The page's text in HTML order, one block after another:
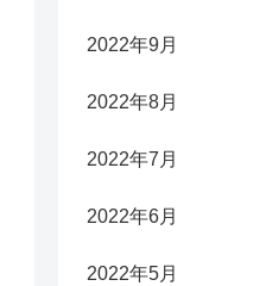
2022年9月
2022年8月
2022年7月
2022年6月
2022年5月